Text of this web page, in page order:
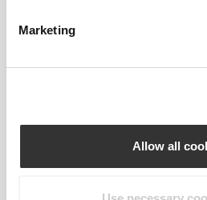
Marketing
Allow all
δεύτερο δέρμα, με
αποδίδει